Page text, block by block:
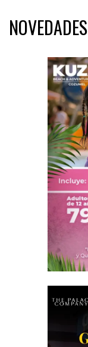
NOVEDADES